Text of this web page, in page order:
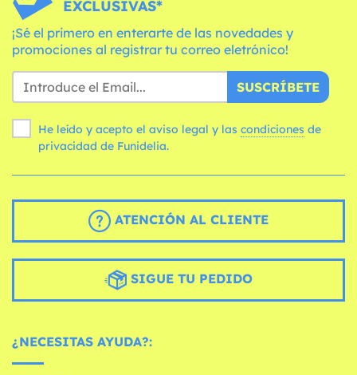
EXCLUSIVAS*
¡Sé el primero en enterarte de las novedades y
promociones al registrar tu correo eletrónico!
SUSCRÍBETE
He leído y acepto el aviso legal y las condiciones
privacidad de Funidelia.
ATENCIÓN AL CLIENTE
SIGUE TU PEDIDO
¿NECESITAS AYUDA?: